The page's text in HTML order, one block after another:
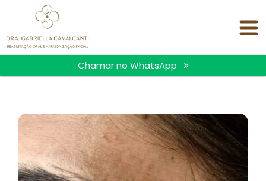
Chamar no WhatsApp